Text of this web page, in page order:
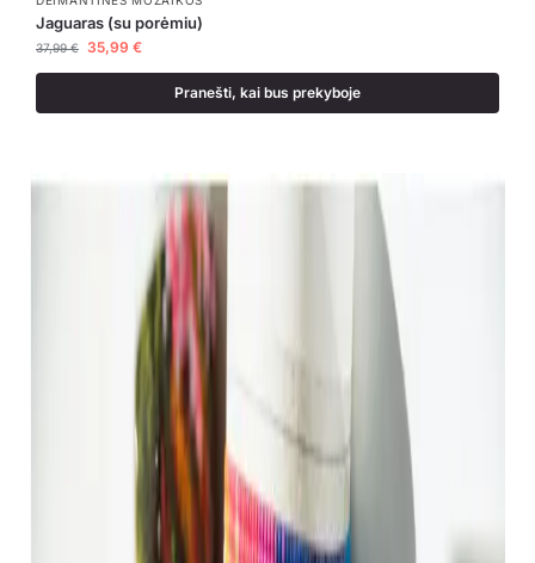
Jaguaras (su porėmiu)
37,99€ 35,99 €
Pranešti, kai bus prekyboje